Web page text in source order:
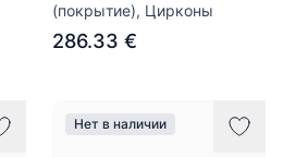
(покрытие), Цирконы
286.33 €
Нет в наличии